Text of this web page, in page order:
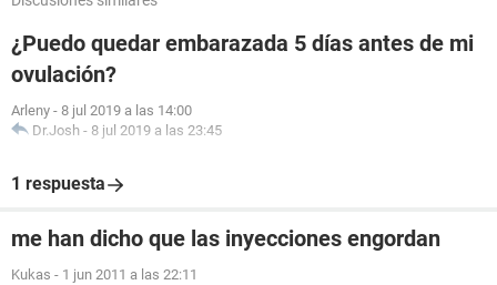
¿Puedo quedar embarazada 5 días antes de mi
ovulación?
Arleny - 8 jul 2019 a las 14:00
Dr.Josh - 8 jul 2019 a las 23:45
1 respuesta
me han dicho que las inyecciones engordan
Kukas - 1 jun 2011 a las 22:11